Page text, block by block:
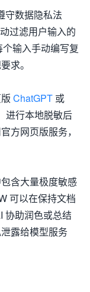
守数据隐私法
过滤用户输入的
输入手动编写复
求。
ChatGPT 或
进行本地脱敏后
方网页版服务，
含大量极度敏感
可以在保持文档
协助润色或总结
露给模型服务